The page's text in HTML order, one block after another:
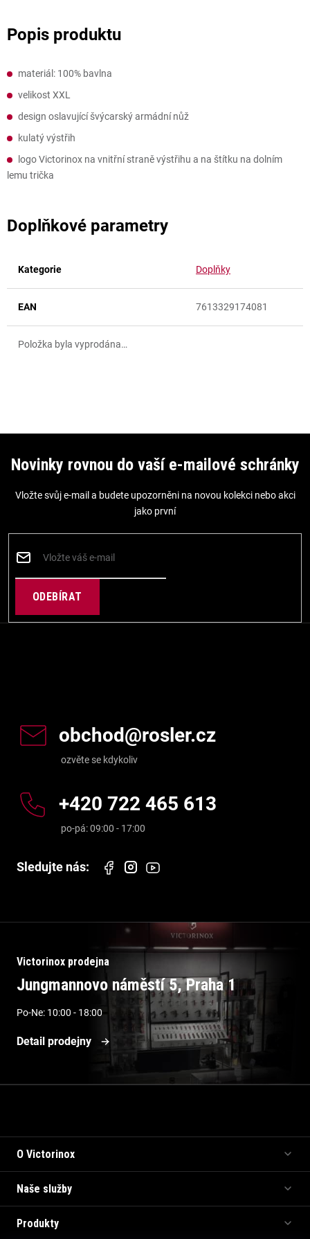
materiál: 100% bavlna
velikost XXL
design oslavující švýcarský armádní nůž
kulatý výstřih
logo Victorinox na vnitřní straně výstřihu a na štítku na dolním
lemu trička
Doplňkové parametry
Kategorie Doplňky
EAN 7613329174081
Položka byla vyprodána…
Novinky rovnou do vaší e-mailové schránky
Vložte svůj e-mail a budete upozorněni na novou kolekci nebo akci
jako první
PŘIHLÁSIT
obchod@rosler.cz
+420 722 465 613
Victorinox prodejna
Jungmannovo náměstí 5, Praha 1
Po-Ne: 10:00 - 18:00
Detail prodejny
O Victorinox
Naše služby
Produkty